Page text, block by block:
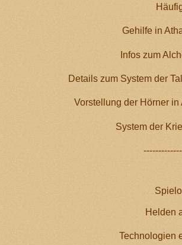
Gehilfe in
Infos zum
Details zum System der
Vorstellung der Hörner in
System der
Helden
Technologien